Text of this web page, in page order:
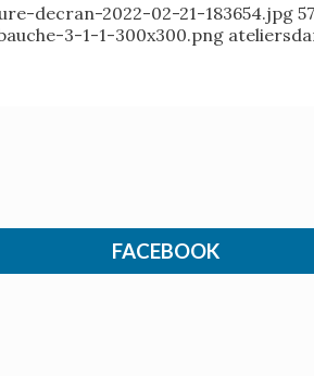
decran-2022-02-21-183654.jpg
3-1-1-300x300.png
FACEBOOK